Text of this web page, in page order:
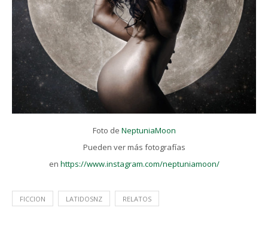
Foto de NeptuniaMoon
Pueden ver más fotografías
en https://www.instagram.com/neptuniamoon/
FICCION LATIDOSNZ RELATOS